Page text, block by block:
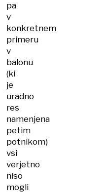
pa
v
konkretnem
primeru
v
balonu
(ki
je
uradno
res
namenjena
petim
potnikom)
vsi
verjetno
niso
mogli